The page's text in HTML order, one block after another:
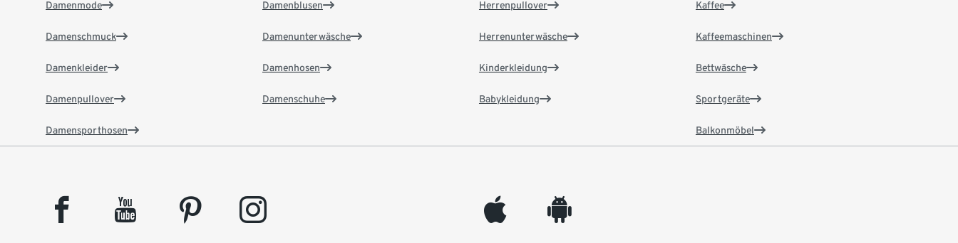
Damenmode
Damenschmuck
Damenkleider
Damenpullover
Damensporthosen
Damenblusen
Damenunterwäsche
Damenhosen
Damenschuhe
Herrenpullover
Herrenunterwäsche
Kinderkleidung
Babykleidung
Kaffee
Kaffeemaschinen
Bettwäsche
Sportgeräte
Balkonmöbel
facebook youtube pinterest instagram appleinc android